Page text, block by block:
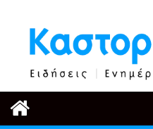
περιεχόμενο